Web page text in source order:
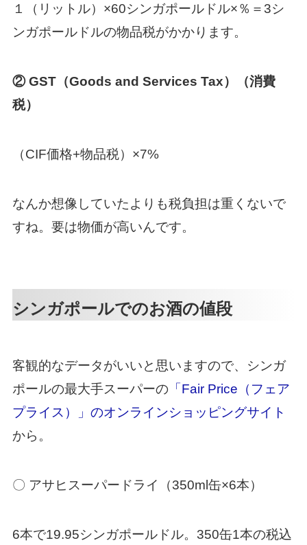
１（リットル）×60シンガポールドル×％＝3シ
ンガポールドルの物品税がかかります。
② GST（Goods and Services Tax）（消費
税）
（CIF価格+物品税）×7%
なんか想像していたよりも税負担は重くないで
すね。要は物価が高いんです。
シンガポールでのお酒の値段
客観的なデータがいいと思いますので、シンガ
ポールの最大手スーパーの「Fair Price（フェア
プライス）」のオンラインショッピングサイト
から。
〇 アサヒスーパードライ（350ml缶×6本）
6本で19.95シンガポールドル。350缶1本の税込